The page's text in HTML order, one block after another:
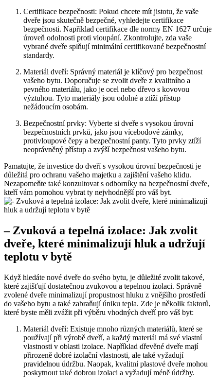
Certifikace bezpečnosti: Pokud chcete mít jistotu, že vaše
dveře jsou skutečně bezpečné, vyhledejte certifikace
bezpečnosti. Například ​certifikace dle normy EN 1627 určuje
úroveň odolnosti proti‌ vloupání. Zkontrolujte, zda vaše ​
vybrané dveře splňují minimální certifikované bezpečnostní
standardy.
Materiál dveří: Správný materiál je klíčový pro bezpečnost
vašeho bytu. Doporučuje se zvolit dveře z kvalitního‍ a
⁣pevného materiálu,⁣ jako je ocel nebo dřevo ‌s​ kovovou
výztuhou. Tyto materiály ⁢jsou​ odolné a ztíží přístup
nežádoucím osobám.
Bezpečnostní prvky: Vyberte ‌si dveře s vysokou úrovní⁤
bezpečnostních prvků, jako jsou vícebodové zámky,
protivloupové čepy a bezpečnostní panty.‍ Tyto prvky ztíží
neoprávněný přístup ⁤a zvýší ​bezpečnost vašeho bytu.
Pamatujte, že investice do dveří s vysokou úrovní ⁤bezpečnosti je
důležitá pro ochranu vašeho majetku ‌a zajištění ​vašeho klidu.⁢
Nezapomeňte také konzultovat s odborníky na bezpečnostní dveře,
kteří vám pomohou vybrat ty nejvhodnější ​pro váš⁣ byt.
– Zvuková a tepelná izolace: Jak zvolit
dveře, které minimalizují hluk a udržují
⁣teplotu v bytě
Když hledáte​ nové⁣ dveře⁢ do svého bytu, je důležité zvolit takové,
které zajišťují dostatečnou ‍zvukovou a‍ tepelnou izolaci. Správně
zvolené dveře minimalizují propustnost hluku z ​vnějšího prostředí
do vašeho bytu a také zabraňují úniku tepla. Zde ⁢je několik faktorů,
které byste měli zvážit při výběru ‍vhodných dveří‍ pro váš byt:
Materiál dveří: Existuje mnoho⁢ různých materiálů, které‍ se
používají ⁤při výrobě dveří, a každý materiál ⁤má své vlastní
vlastnosti v oblasti izolace. Například dřevěné dveře mají
přirozeně dobré izolační‌ vlastnosti, ale také vyžadují
pravidelnou ‌údržbu. Naopak, kvalitní plastové dveře mohou
⁤poskytnout‍ také​ dobrou izolaci a vyžadují‌ méně údržby.